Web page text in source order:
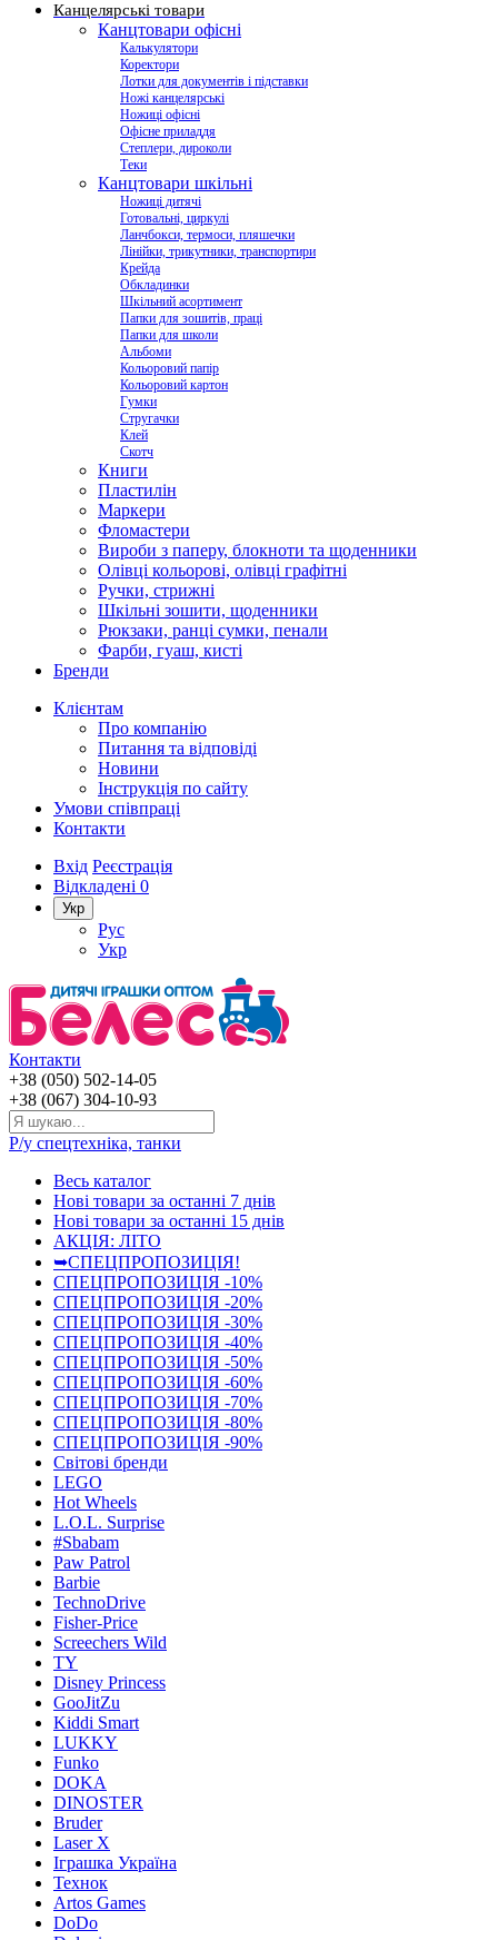
Канцелярські товари
Канцтовари офісні
Калькулятори
Коректори
Лотки для документів і підставки
Ножі канцелярські
Ножиці офісні
Офісне приладдя
Степлери, дироколи
Теки
Канцтовари шкільні
Ножиці дитячі
Готовальні, циркулі
Ланчбокси, термоси, пляшечки
Лінійки, трикутники, транспортири
Крейда
Обкладинки
Шкільний асортимент
Папки для зошитів, праці
Папки для школи
Альбоми
Кольоровий папір
Кольоровий картон
Гумки
Стругачки
Клей
Скотч
Книги
Пластилін
Маркери
Фломастери
Вироби з паперу, блокноти та щоденники
Олівці кольорові, олівці графітні
Ручки, стрижні
Шкільні зошити, щоденники
Рюкзаки, ранці сумки, пенали
Фарби, гуаш, кисті
Бренди
Клієнтам
Про компанію
Питання та відповіді
Новини
Інструкція по сайту
Умови співпраці
Контакти
Вхід Реєстрація
Відкладені 0
Укр
Рус
Укр
Контакти
+38 (050) 502-14-05
+38 (067) 304-10-93
Р/у спецтехніка, танки
Весь каталог
Нові товари за останнi 7 днiв
Нові товари за останнi 15 днiв
АКЦІЯ: ЛІТО
➥СПЕЦПРОПОЗИЦІЯ!
СПЕЦПРОПОЗИЦІЯ -10%
СПЕЦПРОПОЗИЦІЯ -20%
СПЕЦПРОПОЗИЦІЯ -30%
СПЕЦПРОПОЗИЦІЯ -40%
СПЕЦПРОПОЗИЦІЯ -50%
СПЕЦПРОПОЗИЦІЯ -60%
СПЕЦПРОПОЗИЦІЯ -70%
СПЕЦПРОПОЗИЦІЯ -80%
СПЕЦПРОПОЗИЦІЯ -90%
Світові бренди
LEGO
Hot Wheels
L.O.L. Surprise
#Sbabam
Paw Patrol
Barbie
TechnoDrive
Fisher-Price
Screechers Wild
TY
Disney Princess
GooJitZu
Kiddi Smart
LUKKY
Funko
DOKA
DINOSTER
Bruder
Laser X
Іграшка Україна
Технок
Artos Games
DoDo